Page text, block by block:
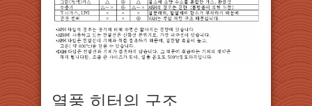
열풍 히터의 구조